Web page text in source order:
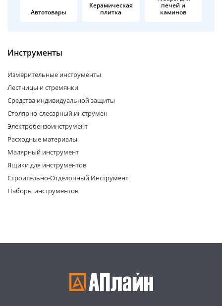
Автотовары
Керамическая
плитка
печей и
каминов
Инструменты
Измерительные инструменты
Лестницы и стремянки
Средства индивидуальной защиты
Столярно-слесарный инструмен
Электробензоинструмент
Расходные материалы
Малярный инструмент
Ящики для инструментов
Строительно-Отделочный Инструмент
Наборы инструментов